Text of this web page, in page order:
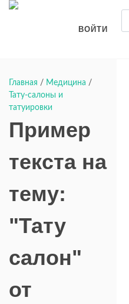
ВОЙТИ
Главная / Медицина /
Тату-салоны и
татуировки
Пример
текста на
тему:
"Тату
салон"
от